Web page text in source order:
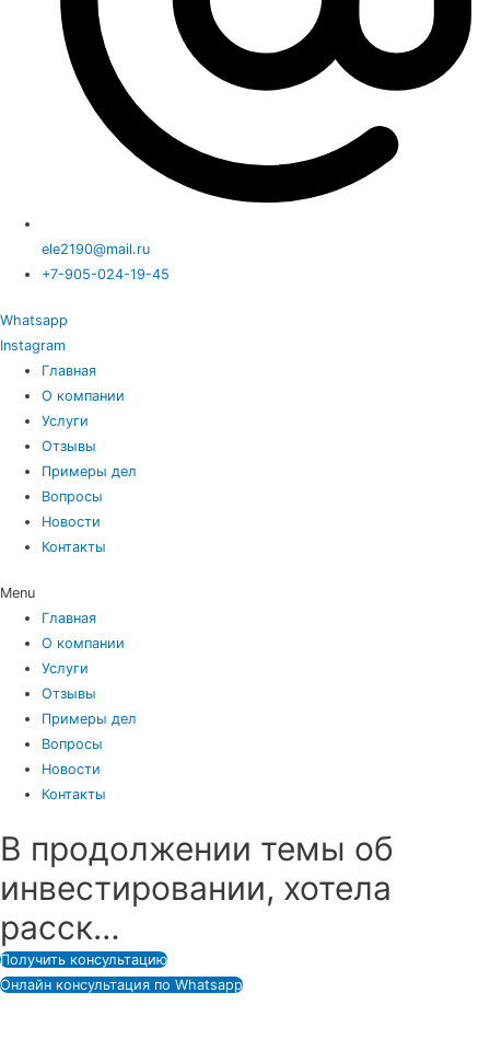
ele2190@mail.ru
+7-905-024-19-45
Whatsapp
Instagram
Главная
О компании
Услуги
Отзывы
Примеры дел
Вопросы
Новости
Контакты
Menu
Главная
О компании
Услуги
Отзывы
Примеры дел
Вопросы
Новости
Контакты
В продолжении темы об
инвестировании, хотела
расск…
Получить консультацию
Онлайн консультация по Whatsapp